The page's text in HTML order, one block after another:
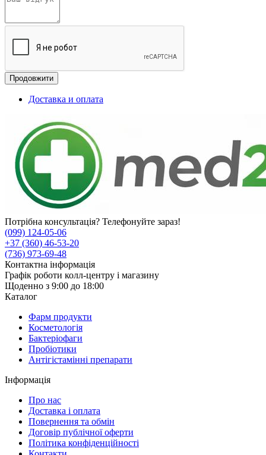
Продовжити
Доставка и оплата
Потрібна консультація? Телефонуйте зараз!
(099) 124-05-06
+37 (360) 46-53-20
(736) 973-69-48
Контактна інформація
Графік роботи колл-центру і магазину
Щоденно з 9:00 до 18:00
Каталог
Фарм продукти
Косметологія
Бактеріофаги
Пробіотики
Антігістамінні препарати
Інформація
Про нас
Доставка і оплата
Повернення та обмін
Договір публічної оферти
Політика конфіденційності